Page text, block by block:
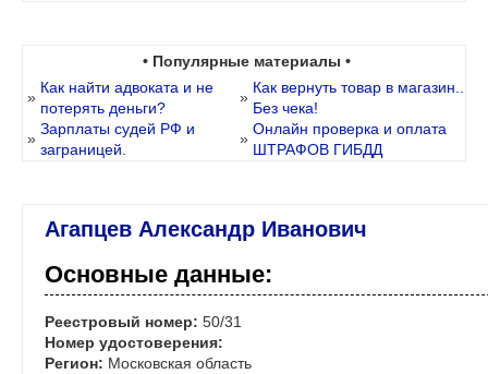
• Популярные материалы •
»
Как найти адвоката и не
потерять деньги?
»
Как вернуть товар в магазин..
Без чека!
»
Зарплаты судей РФ и
заграницей.
»
Онлайн проверка и оплата
ШТРАФОВ ГИБДД
Агапцев Александр Иванович
Основные данные:
Реестровый номер: 50/31
Номер удостоверения:
Регион: Московская область